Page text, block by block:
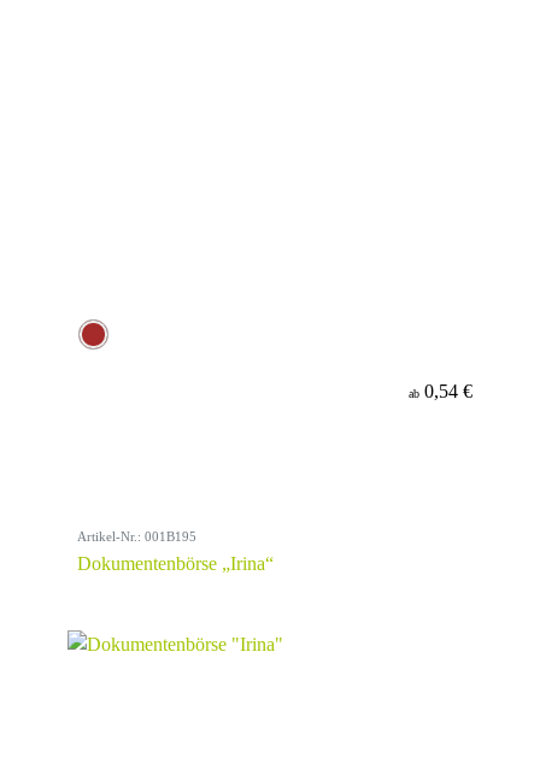
ab 0,54 €
Artikel-Nr.: 001B195
Dokumentenbörse „Irina“